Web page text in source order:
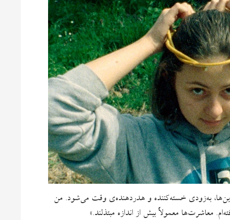
به‌زودی خسته‌کننده و هدردهنده‌ی وقت می‌شود. من
معاشرت‌ها معمولاً بیش از اندازه مبتذلند.»